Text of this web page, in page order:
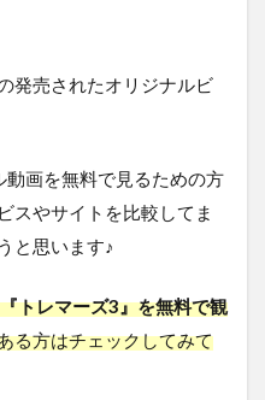
発売されたオリジナルビ
画を無料で見るための方
スやサイトを比較してま
と思います♪
トレマーズ3』を無料で観
る方はチェックしてみて